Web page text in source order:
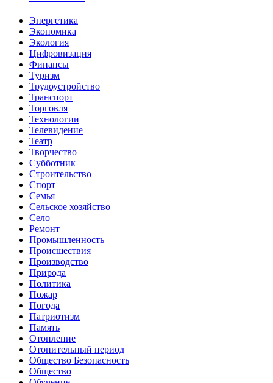
Энергетика
Экономика
Экология
Цифровизация
Финансы
Туризм
Трудоустройство
Транспорт
Торговля
Технологии
Телевидение
Театр
Творчество
Субботник
Строительство
Спорт
Семья
Сельское хозяйство
Село
Ремонт
Промышленность
Происшествия
Производство
Природа
Политика
Пожар
Погода
Патриотизм
Память
Отопление
Отопительный период
Общество Безопасность
Общество